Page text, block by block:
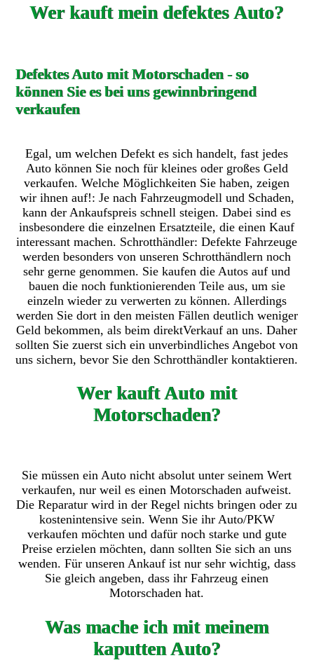
Wer kauft mein defektes Auto?
Defektes Auto mit Motorschaden - so
können Sie es bei uns gewinnbringend
verkaufen
Egal, um welchen Defekt es sich handelt, fast jedes
Auto können Sie noch für kleines oder großes Geld
verkaufen. Welche Möglichkeiten Sie haben, zeigen
wir ihnen auf!: Je nach Fahrzeugmodell und Schaden,
kann der Ankaufspreis schnell steigen. Dabei sind es
insbesondere die einzelnen Ersatzteile, die einen Kauf
interessant machen. Schrotthändler: Defekte Fahrzeuge
werden besonders von unseren Schrotthändlern noch
sehr gerne genommen. Sie kaufen die Autos auf und
bauen die noch funktionierenden Teile aus, um sie
einzeln wieder zu verwerten zu können. Allerdings
werden Sie dort in den meisten Fällen deutlich weniger
Geld bekommen, als beim direktVerkauf an uns. Daher
sollten Sie zuerst sich ein unverbindliches Angebot von
uns sichern, bevor Sie den Schrotthändler kontaktieren.
Wer kauft Auto mit
Motorschaden?
Sie müssen ein Auto nicht absolut unter seinem Wert
verkaufen, nur weil es einen Motorschaden aufweist.
Die Reparatur wird in der Regel nichts bringen oder zu
kostenintensive sein. Wenn Sie ihr Auto/PKW
verkaufen möchten und dafür noch starke und gute
Preise erzielen möchten, dann sollten Sie sich an uns
wenden. Für unseren Ankauf ist nur sehr wichtig, dass
Sie gleich angeben, dass ihr Fahrzeug einen
Motorschaden hat.
Was mache ich mit meinem
kaputten Auto?